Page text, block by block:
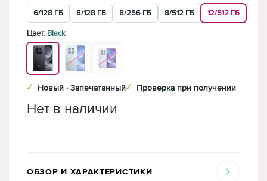
6/128 ГБ
8/128 ГБ 8/256 ГБ 8/512 ГБ 12/512 ГБ
Цвет: Black
✓ Новый · Запечатанный✓ Проверка при получении
Нет в наличии
ОБЗОР И ХАРАКТЕРИСТИКИ